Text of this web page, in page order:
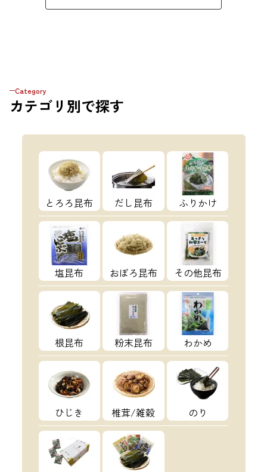
Category
カテゴリ 別で探す
とろろ昆布 だし昆布 ふりかけ
塩昆布 おぼろ昆布 その他昆布
根昆布 粉末昆布 わかめ
ひじき 椎茸/雑穀 のり